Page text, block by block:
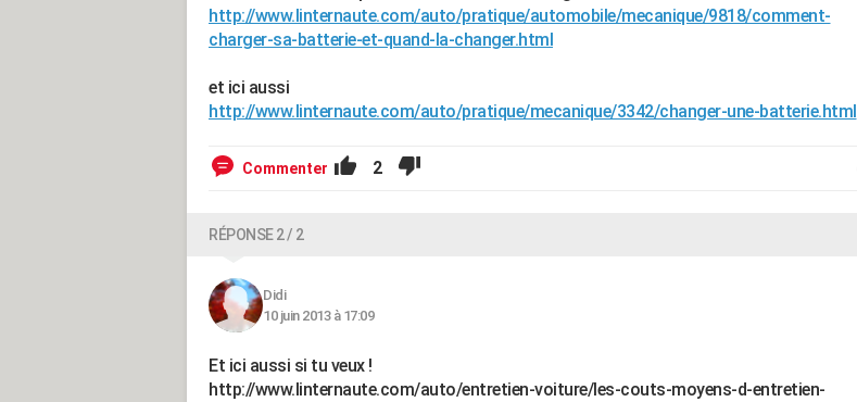
http://www.linternaute.com/auto/pratique/automobile/mecanique/9818/comment-
charger-sa-batterie-et-quand-la-changer.html
et ici aussi
http://www.linternaute.com/auto/pratique/mecanique/3342/changer-une-batterie.html
Commenter 2
RÉPONSE 2 / 2
Didi
10 juin 2013 à 17:09
Et ici aussi si tu veux !
http://www.linternaute.com/auto/entretien-voiture/les-couts-moyens-d-entretien-